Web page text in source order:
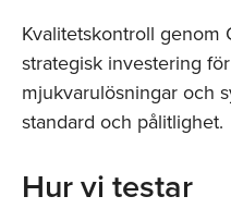
Kvalitetskontroll genom
strategisk investering
mjukvarulösningar och
standard och pålitlighet.
Hur vi testar